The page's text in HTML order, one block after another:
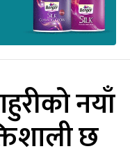
नयाँ
छ